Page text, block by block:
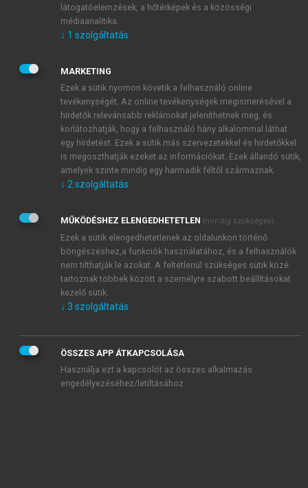
JELSZÓ
JELSZÓ ÚJRA
Kérek értesítést a MeRSZ újdonságairól, akcióiról.
Kérek értesítést az Akadémiai Kiadó Zrt. újdonságairól,
Adatkezelési tájékoztatóbanfoglaltakat tudomásul
veszem és elfogadom.
Általános vásárlási feltételeket, valamint a szotar.netés a
mersz.huoldalak licencszerződéseiben foglaltakat
tudomásul veszem és elfogadom.
KIPRÓBÁLOM
látogatóelemzések, a hőtérképek és a közösségi
médiaanalitika.
↓ 1 szolgáltatás
MARKETING
Ezek a sütik nyomon követik a felhasználó online
tevékenységét. Az online tevékenységek megismerésével a
hirdetők relevánsabb reklámokat jeleníthetnek meg, és
korlátozhatják, hogy a felhasználó hány alkalommal láthat
egy hirdetést. Ezek a sütik más szervezetekkel és hirdetőkkel
is megoszthatják ezeket az információkat. Ezek állandó sütik,
amelyek szinte mindig egy harmadik féltől származnak.
↓ 2 szolgáltatás
MŰKÖDÉSHEZ ELENGEDHETETLEN (mindig szükséges)
Ezek a sütik elengedhetetlenek az oldalunkon történő
böngészéshez,a funkciók használatához, és a felhasználók
nem tilthatják le azokat. A feltétlenül szükséges sütik közé
tartoznak többek között a személyre szabott beállításokat
kezelő sütik.
↓ 3 szolgáltatás
ÖSSZES APP ÁTKAPCSOLÁSA
Használja ezt a kapcsolót az összes alkalmazás
engedélyezéséhez/letiltásához.